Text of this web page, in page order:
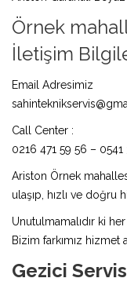
Örnek
İletişim
Email Adresimiz
Call Center :
0216 471 59 56 – 0541
Ariston Örnek
ulaşıp, hızlı ve doğru
Unutulmamalıdır ki
Bizim farkımız hizmet
Gezici Servis